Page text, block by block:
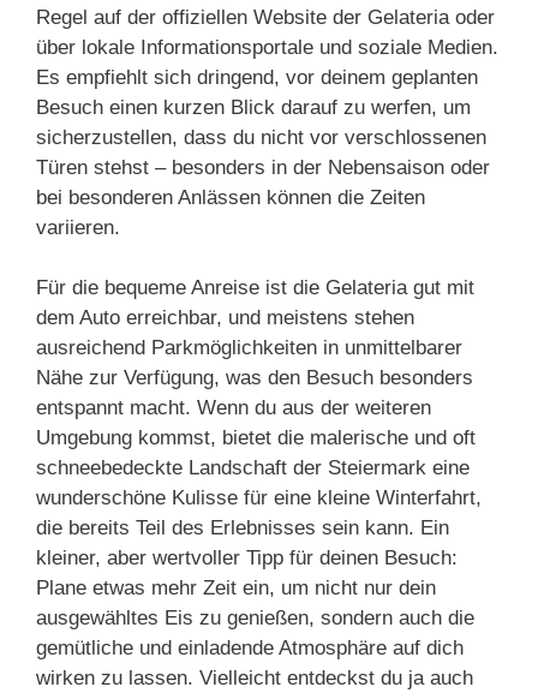
Regel auf der offiziellen Website der Gelateria oder
über lokale Informationsportale und soziale Medien.
Es empfiehlt sich dringend, vor deinem geplanten
Besuch einen kurzen Blick darauf zu werfen, um
sicherzustellen, dass du nicht vor verschlossenen
Türen stehst – besonders in der Nebensaison oder
bei besonderen Anlässen können die Zeiten
variieren.
Für die bequeme Anreise ist die Gelateria gut mit
dem Auto erreichbar, und meistens stehen
ausreichend Parkmöglichkeiten in unmittelbarer
Nähe zur Verfügung, was den Besuch besonders
entspannt macht. Wenn du aus der weiteren
Umgebung kommst, bietet die malerische und oft
schneebedeckte Landschaft der Steiermark eine
wunderschöne Kulisse für eine kleine Winterfahrt,
die bereits Teil des Erlebnisses sein kann. Ein
kleiner, aber wertvoller Tipp für deinen Besuch:
Plane etwas mehr Zeit ein, um nicht nur dein
ausgewähltes Eis zu genießen, sondern auch die
gemütliche und einladende Atmosphäre auf dich
wirken zu lassen. Vielleicht entdeckst du ja auch